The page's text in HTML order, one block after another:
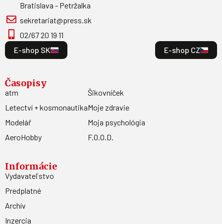
Bratislava - Petržalka
sekretariat@press.sk
02/67 20 19 11
E-shop SK
E-shop CZ
Časopisy
atm
Letectví + kosmonautika
Modelář
AeroHobby
Šikovníček
Moje zdravie
Moja psychológia
F.O.O.D.
Informácie
Vydavateľstvo
Predplatné
Archív
Inzercia